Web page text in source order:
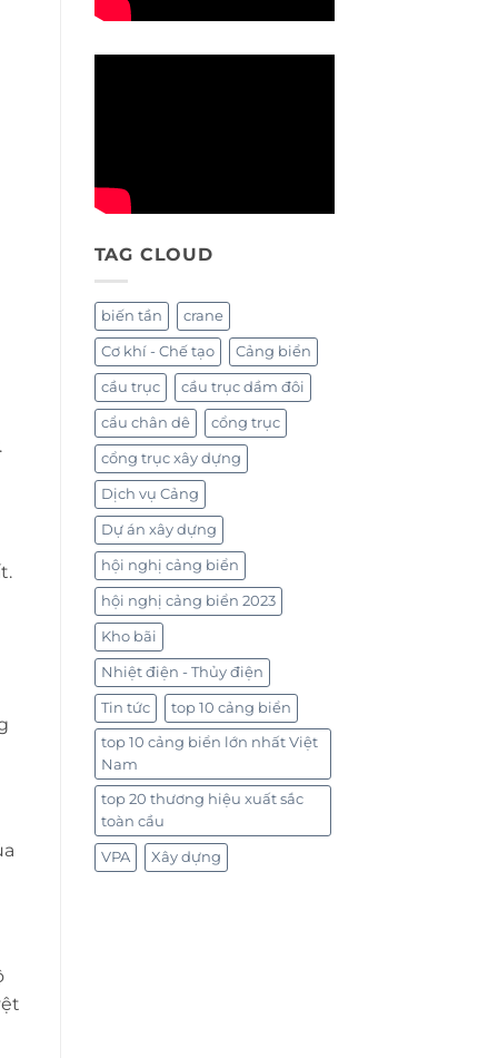
TAG CLOUD
biến tần crane
Cơ khí - Chế tạo Cảng biển
cầu trục cầu trục dầm đôi
cẩu chân dê cổng trục
cổng trục xây dựng
Dịch vụ Cảng
Dự án xây dựng
hội nghị cảng biển
hội nghị cảng biển 2023
Kho bãi
Nhiệt điện - Thủy điện
Tin tức top 10 cảng biển
top 10 cảng biển lớn nhất Việt
Nam
top 20 thương hiệu xuất sắc
toàn cầu
VPA Xây dựng